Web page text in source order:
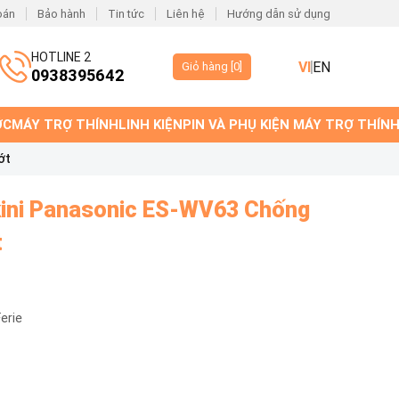
Bảo hành Tin tức Liên hệ Hướng dẫn sử dụng
HOTLINE 2
0938395642 Giỏ hàng [ 0] VIEN
MÁY TRỢ THÍNHLINH KIỆNPIN VÀ PHỤ KIỆN MÁY TRỢ THÍNH
Panasonic ES-WV63 Chống